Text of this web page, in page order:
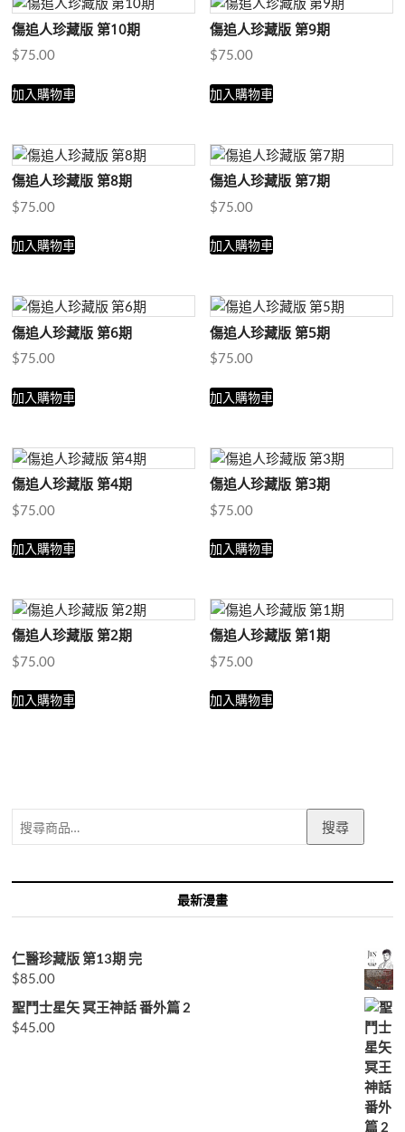
傷追人珍藏版 第10期
$75.00
加入購物車
傷追人珍藏版 第9期
$75.00
加入購物車
傷追人珍藏版 第8期
$75.00
加入購物車
傷追人珍藏版 第7期
$75.00
加入購物車
傷追人珍藏版 第6期
$75.00
加入購物車
傷追人珍藏版 第5期
$75.00
加入購物車
傷追人珍藏版 第4期
$75.00
加入購物車
傷追人珍藏版 第3期
$75.00
加入購物車
傷追人珍藏版 第2期
$75.00
加入購物車
傷追人珍藏版 第1期
$75.00
加入購物車
鍵
搜尋
最新漫畫
仁醫珍藏版 第13期 完
$85.00
聖鬥士星矢 冥王神話 番外篇 2
$45.00